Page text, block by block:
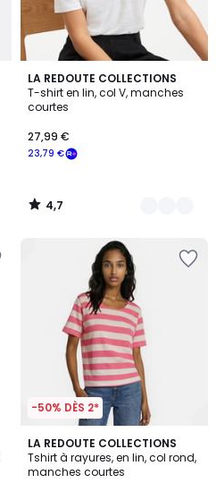
LA REDOUTE COLLECTIONS
T-shirt en lin, col V, manches
courtes
23,79 €
27,99 €
4,7
/ 5
2
Couleurs
4,7
/
-50% DÈS 2*
LA REDOUTE COLLECTIONS
Tshirt à rayures, en lin, col rond,
manches courtes
4,3
/ 5
2
Couleurs